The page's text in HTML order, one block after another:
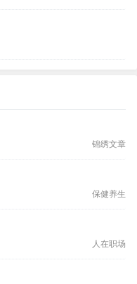
锦绣文章
保健养生
人在职场